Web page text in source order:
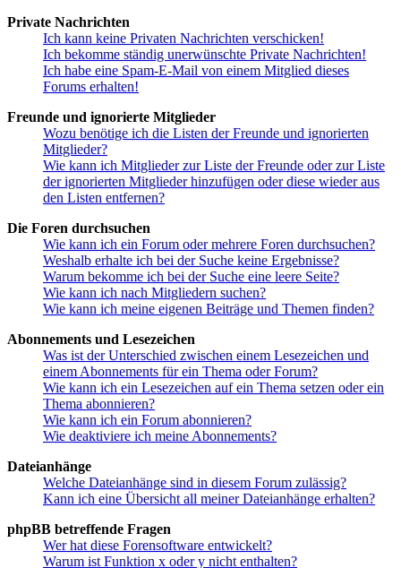
Private Nachrichten
Ich kann keine Privaten Nachrichten verschicken!
Ich bekomme ständig unerwünschte Private Nachrichten!
Ich habe eine Spam-E-Mail von einem Mitglied dieses
Forums erhalten!
Freunde und ignorierte Mitglieder
Wozu benötige ich die Listen der Freunde und ignorierten
Mitglieder?
Wie kann ich Mitglieder zur Liste der Freunde oder zur Liste
der ignorierten Mitglieder hinzufügen oder diese wieder aus
den Listen entfernen?
Die Foren durchsuchen
Wie kann ich ein Forum oder mehrere Foren durchsuchen?
Weshalb erhalte ich bei der Suche keine Ergebnisse?
Warum bekomme ich bei der Suche eine leere Seite?
Wie kann ich nach Mitgliedern suchen?
Wie kann ich meine eigenen Beiträge und Themen finden?
Abonnements und Lesezeichen
Was ist der Unterschied zwischen einem Lesezeichen und
einem Abonnements für ein Thema oder Forum?
Wie kann ich ein Lesezeichen auf ein Thema setzen oder ein
Thema abonnieren?
Wie kann ich ein Forum abonnieren?
Wie deaktiviere ich meine Abonnements?
Dateianhänge
Welche Dateianhänge sind in diesem Forum zulässig?
Kann ich eine Übersicht all meiner Dateianhänge erhalten?
phpBB betreffende Fragen
Wer hat diese Forensoftware entwickelt?
Warum ist Funktion x oder y nicht enthalten?